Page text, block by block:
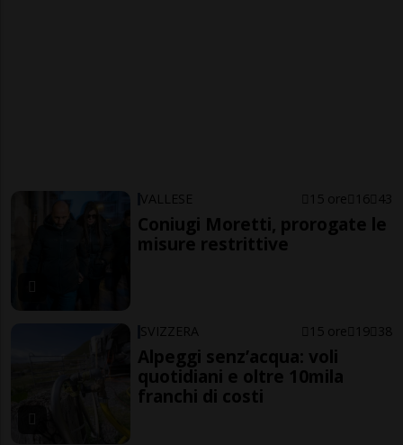
VALLESE 15 ore 16 43
Coniugi Moretti, prorogate le
misure restrittive
SVIZZERA 15 ore 19 38
Alpeggi senz’acqua: voli
quotidiani e oltre 10mila
franchi di costi